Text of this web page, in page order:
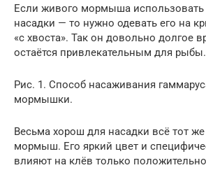
Если живого мормыша использовать
насадки — то нужно одевать его на
«с хвоста». Так он довольно долгое
остаётся привлекательным для рыбы.
Рис. 1. Способ насаживания
мормышки.
Весьма хорош для насадки всё тот
мормыш. Его яркий цвет и
влияют на клёв только